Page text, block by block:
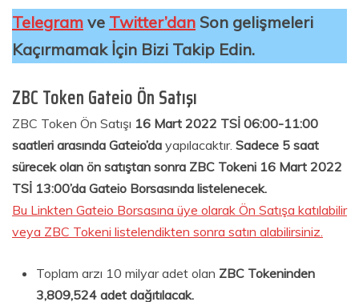
Telegram ve Twitter’dan Son gelişmeleri
Kaçırmamak İçin Bizi Takip Edin.
ZBC Token Gateio Ön Satışı
ZBC Token Ön Satışı 16 Mart 2022 TSİ 06:00-11:00
saatleri arasında Gateio’da yapılacaktır. Sadece 5 saat
sürecek olan ön satıştan sonra ZBC Tokeni 16 Mart 2022
TSİ 13:00’da Gateio Borsasında listelenecek.
Bu Linkten Gateio Borsasına üye olarak Ön Satışa katılabilir
veya ZBC Tokeni listelendikten sonra satın alabilirsiniz.
Toplam arzı 10 milyar adet olan ZBC Tokeninden
3,809,524 adet dağıtılacak.